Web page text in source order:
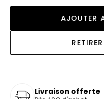
AJOUTER
Livraison offerte